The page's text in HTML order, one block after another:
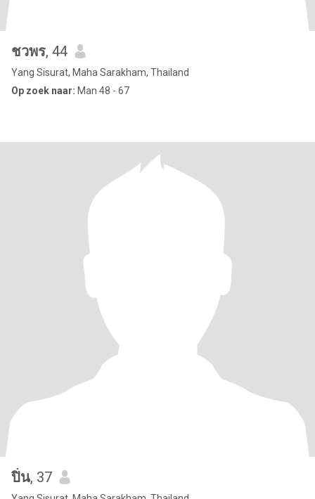
ชวพร, 44
Yang Sisurat, Maha Sarakham, Thailand
Op zoek naar: Man 48 - 67
ปิ่น, 37